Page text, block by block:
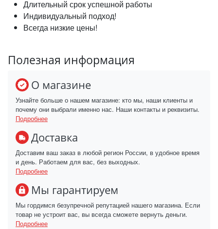
Длительный срок успешной работы
Индивидуальный подход!
Всегда низкие цены!
Полезная информация
О магазине
Узнайте больше о нашем магазине: кто мы, наши клиенты и
почему они выбрали именно нас. Наши контакты и реквизиты.
Подробнее
Доставка
Доставим ваш заказ в любой регион России, в удобное время
и день. Работаем для вас, без выходных.
Подробнее
Мы гарантируем
Мы гордимся безупречной репутацией нашего магазина. Если
товар не устроит вас, вы всегда сможете вернуть деньги.
Подробнее